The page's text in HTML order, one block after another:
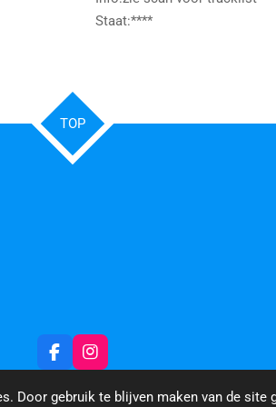
Door gebruik te blijven maken van de site
Staat:****
TOP
F
a
c
I
n
s